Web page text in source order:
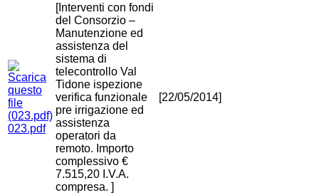
023.pdf
[Interventi con fondi
del Consorzio –
Manutenzione ed
assistenza del
sistema di
telecontrollo Val
Tidone ispezione
verifica funzionale
pre irrigazione ed
assistenza
operatori da
remoto. Importo
complessivo €
7.515,20 I.V.A.
compresa. ]
[22/05/2014]